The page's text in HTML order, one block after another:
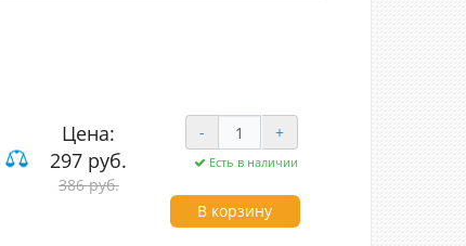
Цена:
297 руб.
386 руб.
- +
Есть в наличии
В корзину